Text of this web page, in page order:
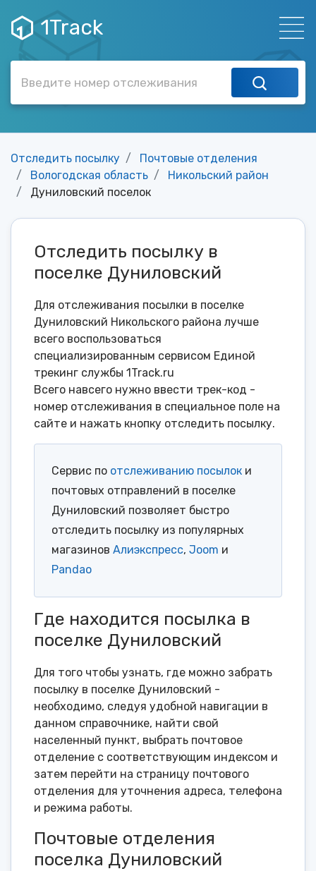
1Track
Отследить посылку
Почтовые отделения
Вологодская область
Никольский район
Дуниловский поселок
Отследить посылку в
поселке Дуниловский
Для отслеживания посылки в поселке
Дуниловский Никольского района лучше
всего воспользоваться
специализированным сервисом Единой
трекинг службы 1Track.ru
Всего навсего нужно ввести трек-код -
номер отслеживания в специальное поле на
сайте и нажать кнопку отследить посылку.
Сервис по отслеживанию посылок и
почтовых отправлений в поселке
Дуниловский позволяет быстро
отследить посылку из популярных
магазинов Алиэкспресс, Joom и
Pandao
Где находится посылка в
поселке Дуниловский
Для того чтобы узнать, где можно забрать
посылку в поселке Дуниловский -
необходимо, следуя удобной навигации в
данном справочнике, найти свой
населенный пункт, выбрать почтовое
отделение с соответствующим индексом и
затем перейти на страницу почтового
отделения для уточнения адреса, телефона
и режима работы.
Почтовые отделения
поселка Дуниловский